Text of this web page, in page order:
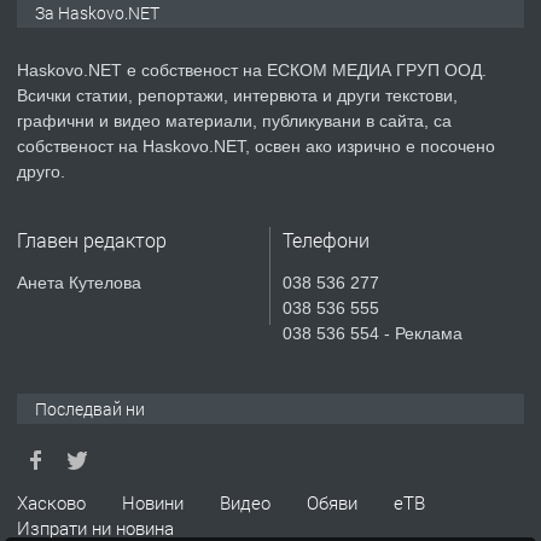
преди 3 дни
ПРЕДЛАГА
Продавам парцел в гр. Хасково кв.
СГЛОБЯВАНЕ НА МЕБЕЛИ.
апартамент под наем в кв.
За Haskovo.NET
Haskovo.NET е собственост на ЕСКОМ МЕДИА ГРУП ООД.
Всички статии, репортажи, интервюта и други текстови,
графични и видео материали, публикувани в сайта, са
собственост на Haskovo.NET, освен ако изрично е посочено
друго.
Главен редактор
Анета Кутелова
Телефони
038 536 277
038 536 555
038 536 554 - Реклама
Последвай ни
Хасково Новини Видео Обяви
еТВ
Изпрати ни новина